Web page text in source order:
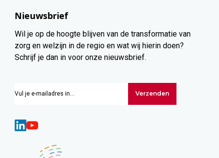
Nieuwsbrief
Wil je op de hoogte blijven van de transformatie van
zorg en welzijn in de regio en wat wij hierin doen?
Schrijf je dan in voor onze nieuwsbrief.
Verzenden